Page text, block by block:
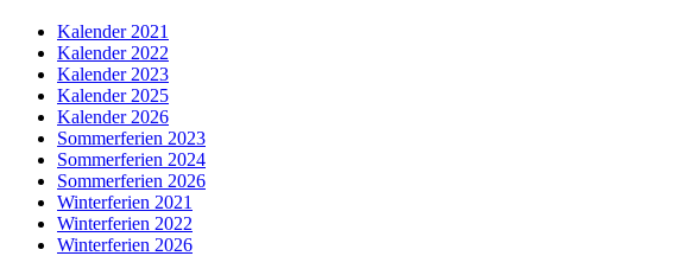
Kalender 2021
Kalender 2022
Kalender 2023
Kalender 2025
Kalender 2026
Sommerferien 2023
Sommerferien 2024
Sommerferien 2026
Winterferien 2021
Winterferien 2022
Winterferien 2026